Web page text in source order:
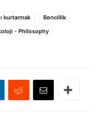
kurtarmak
Bencillik
- Philosophy